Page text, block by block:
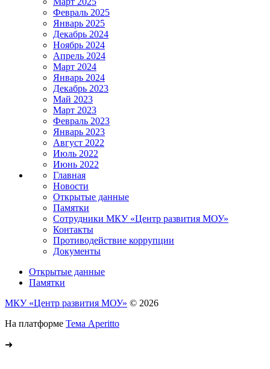
Февраль 2025
Январь 2025
Декабрь 2024
Ноябрь 2024
Апрель 2024
Март 2024
Январь 2024
Декабрь 2023
Май 2023
Март 2023
Февраль 2023
Январь 2023
Август 2022
Июль 2022
Июнь 2022
Главная
Новости
Открытые данные
Памятки
Сотрудники МКУ «Центр развития МОУ»
Контакты
Противодействие коррупции
Документы
Открытые данные
Памятки
МКУ «Центр развития МОУ» © 2026
На платформе Тема Aperitto
➜